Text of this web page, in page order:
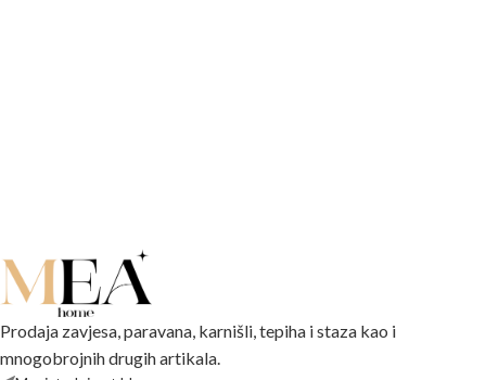
Prodaja zavjesa, paravana, karnišli, tepiha i staza kao i
mnogobrojnih drugih artikala.